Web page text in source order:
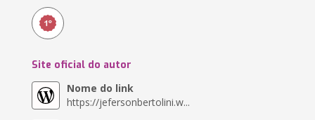
Site oficial do autor
Nome do link
https://jefersonbertolini.w...